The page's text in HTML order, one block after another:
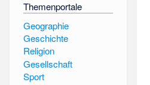
Themenportale
Geographie
Geschichte
Religion
Gesellschaft
Sport